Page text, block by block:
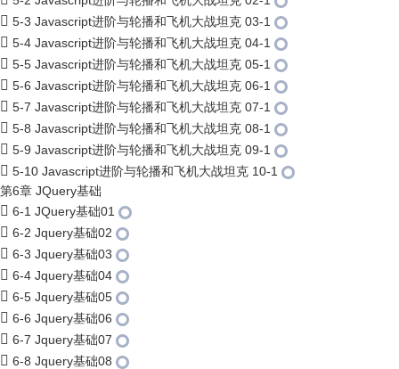
5-3 Javascript进阶与轮播和飞机大战坦克 03-1
5-4 Javascript进阶与轮播和飞机大战坦克 04-1
5-5 Javascript进阶与轮播和飞机大战坦克 05-1
5-6 Javascript进阶与轮播和飞机大战坦克 06-1
5-7 Javascript进阶与轮播和飞机大战坦克 07-1
5-8 Javascript进阶与轮播和飞机大战坦克 08-1
5-9 Javascript进阶与轮播和飞机大战坦克 09-1
5-10 Javascript进阶与轮播和飞机大战坦克 10-1
第6章 JQuery基础
6-1 JQuery基础01
6-2 Jquery基础02
6-3 Jquery基础03
6-4 Jquery基础04
6-5 Jquery基础05
6-6 Jquery基础06
6-7 Jquery基础07
6-8 Jquery基础08